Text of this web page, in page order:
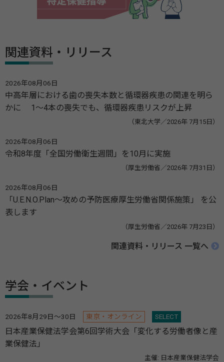
関連資料・リリース
2026年08月06日
中高年層における歯の喪失本数と循環器疾患の関連を明ら
かに 1～4本の喪失でも、循環器疾患リスクが上昇
（東北大学／2026年 7月15日）
2026年08月06日
令和8年度「全国労働衛生週間」を10月に実施
（厚生労働省／2026年 7月31日）
2026年08月06日
「U.E.N.O.Plan～攻めの予防医療厚生労働省関係施策」 を公
表します
（厚生労働省／2026年 7月23日）
関連資料・リリース 一覧へ
学会・イベント
2026年8月29日～30日 東京・オンライン SELECT
日本産業保健法学会第6回学術大会「変化する労働者像と産
業保健法」
主催: 日本産業保健法学会